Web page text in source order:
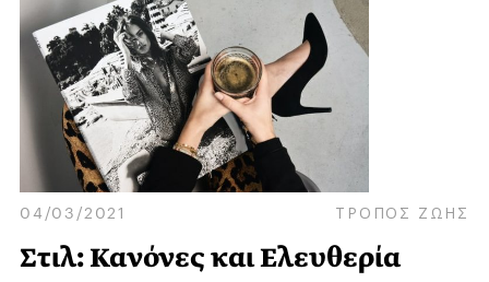
04/03/2021 ΤΡΟΠΟΣ ΖΩΗΣ
Στιλ: Κανόνες και Ελευθερία